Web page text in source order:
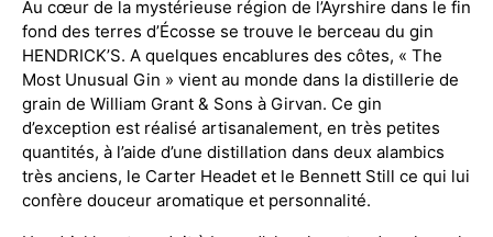
Au cœur de la mystérieuse région de l’Ayrshire dans le fin
fond des terres d’Écosse se trouve le berceau du gin
HENDRICK’S. A quelques encablures des côtes, « The
Most Unusual Gin » vient au monde dans la distillerie de
grain de William Grant & Sons à Girvan. Ce gin
d’exception est réalisé artisanalement, en très petites
quantités, à l’aide d’une distillation dans deux alambics
très anciens, le Carter Headet et le Bennett Still ce qui lui
confère douceur aromatique et personnalité.